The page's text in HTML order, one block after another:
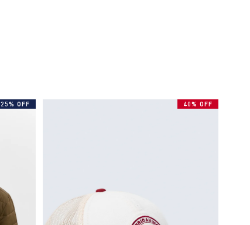
25% OFF 40% OFF